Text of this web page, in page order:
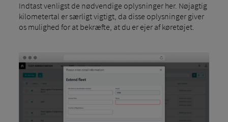
Indtast venligst de nødvendige oplysninger her. Nøjagtig
kilometertal er særligt vigtigt, da disse oplysninger giver
os mulighed for at bekræfte, at du er ejer af køretøjet.